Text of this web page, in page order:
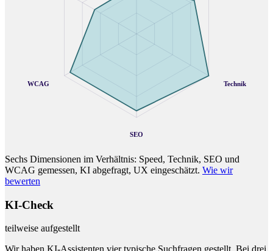
Technik
SEO
WCAG
Sechs Dimensionen im Verhältnis: Speed, Technik, SEO und
WCAG gemessen, KI abgefragt, UX eingeschätzt. Wie wir
bewerten
KI-Check
teilweise aufgestellt